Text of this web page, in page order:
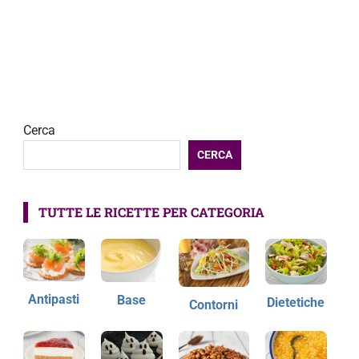
Cerca
CERCA
TUTTE LE RICETTE PER CATEGORIA
Antipasti Base Contorni Dietetiche